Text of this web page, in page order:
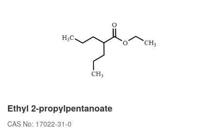
Ethyl 2-propylpentanoate
CAS No: 17022-31-0